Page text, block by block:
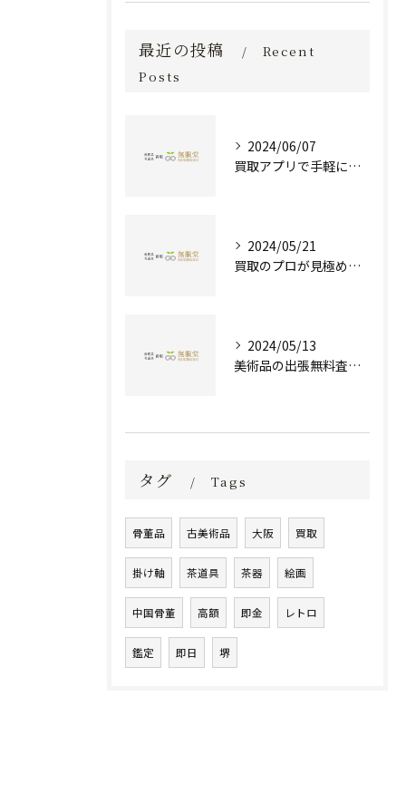
最近の投稿
Recent
Posts
2024/06/07
買取アプリで手軽に現金化！あなたの不要品が宝物に変わる方法とは？
2024/05/21
買取のプロが見極める！骨董品の価値と査定とは？
2024/05/13
美術品の出張無料査定 | 一万点以上の実績で信頼の骨董品買取専門店
タグ Tags
骨董品 古美術品 大阪 買取
掛け軸 茶道具 茶器 絵画
中国骨董 高額 即金 レトロ
鑑定 即日 堺